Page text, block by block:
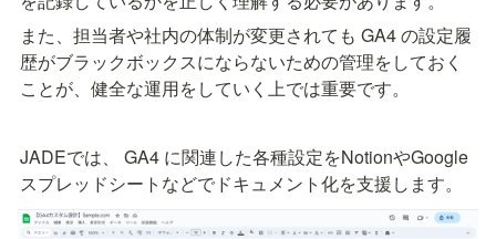
また、担当者や社内の体制が変更されても GA4 の設定履
歴がブラックボックスにならないための管理をしておく
ことが、健全な運用をしていく上では重要です。
JADEでは、 GA4 に関連した各種設定をNotionやGoogle
スプレッドシートなどでドキュメント化を支援します。